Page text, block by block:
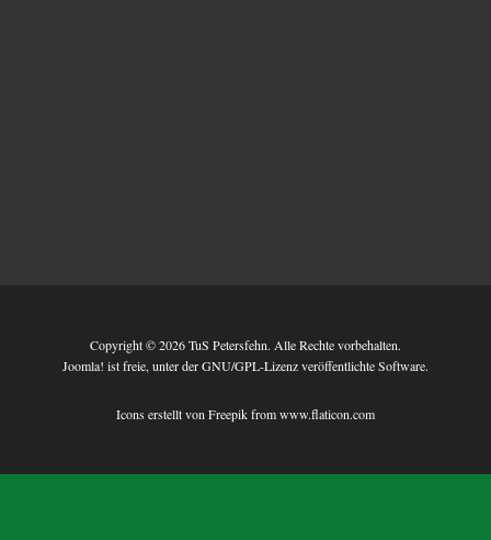
Copyright © 2026 TuS Petersfehn. Alle Rechte vorbehalten.
Joomla! ist freie, unter derGNU/GPL-Lizenzveröffentlichte Software.
Icons erstellt vonFreepikfromwww.flaticon.com